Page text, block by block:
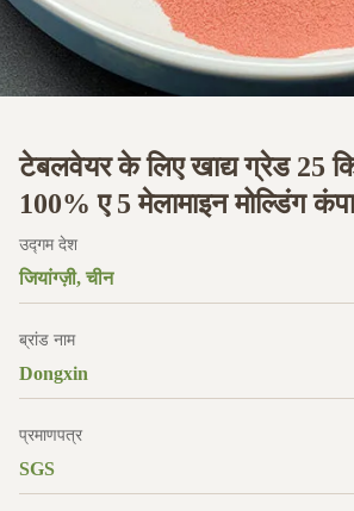
टेबलवेयर के लिए खाद्य ग्रेड 25
100% ए 5 मेलामाइन मोल्डिंग
उद्गम देश
जियांग्ज़ी, चीन
ब्रांड नाम
Dongxin
प्रमाणपत्र
SGS